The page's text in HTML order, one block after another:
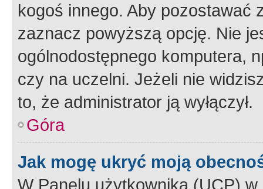
kogoś innego. Aby pozostawać
zaznacz powyższą opcję. Nie
ogólnodostępnego komputera,
czy na uczelni. Jeżeli nie
to, że administrator ją wyłączył.
Góra
Jak mogę ukryć moją
W Panelu użytkownika (UCP) w